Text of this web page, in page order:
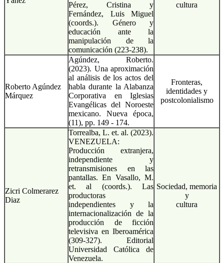
Pérez, Cristina y
Fernández, Luis Miguel
(coords.). Género y
educación ante la
manipulación de la
comunicación (223-238).
cultura
Roberto Agúndez
Márquez
Agúndez, Roberto.
(2023). Una aproximación
al análisis de los actos del
habla durante la Alabanza
Corporativa en Iglesias
Evangélicas del Noroeste
mexicano. Nueva época,
(11), pp. 149 - 174.
Fronteras,
identidades y
postcolonialismo
Zicri Colmerarez
Diaz
Torrealba, L. et. al. (2023).
VENEZUELA:
Producción extranjera,
independiente y
retransmisiones en las
pantallas. En Vasallo, M.
et. al (coords.). Las
productoras
independientes y la
internacionalización de la
producción de ficción
televisiva en Iberoamérica
(309-327). Editorial
Universidad Católica de
Venezuela.
Sociedad, memoria
y
cultura